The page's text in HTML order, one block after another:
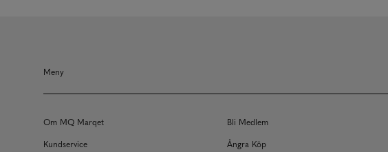
Meny
Om MQ Marqet Bli Medlem
Kundservice
Ångra Köp